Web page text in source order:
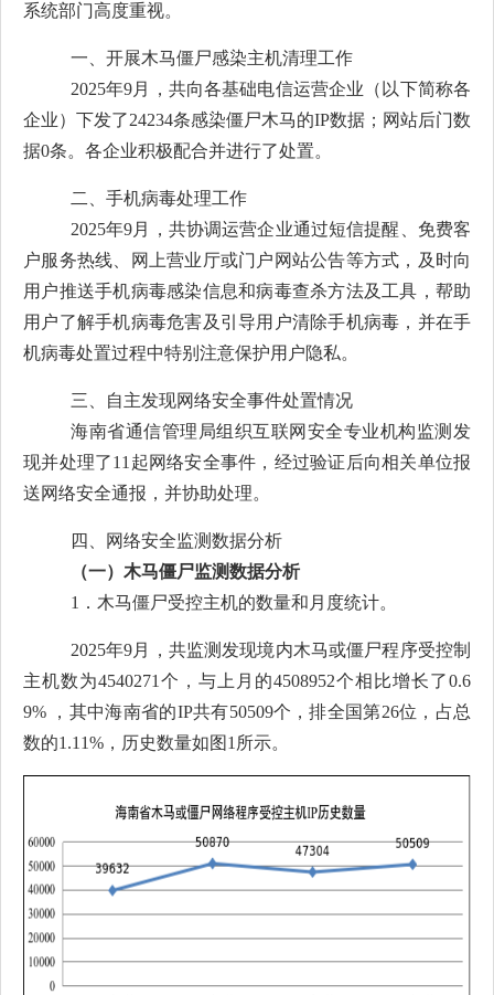
系统部门高度重视。
一、 开展木马僵尸感染主机清理工作
2025年9月
，共向各基础电信运营企业（以下简称各
企业）下发了24234条感染僵尸木马的IP数据；网站后门数
据0条。各企业积极配合并进行了处置。
二、 手机病毒处理工作
2025年9月
，共协调运营企业通过短信提醒、免费客
户服务热线、网上营业厅或门户网站公告等方式，及时向
用户推送手机病毒感染信息和病毒查杀方法及工具，帮助
用户了解手机病毒危害及引导用户清除手机病毒，并在手
机病毒处置过程中特别注意保护用户隐私。
三、
自主发现网络安全事件处置情况
海南省通信管理局组织互联网安全专业机构监测发
现并处理了11 起网络安全事件，经过验证后向相关单位报
送网络安全通报，并协助处理。
四、
网络安全监测数据分析
（一） 木马僵尸监测数据分析
1． 木马僵尸受控主机的数量和月度统计。
2025年9月
，共监测发现境内木马或僵尸程序受控制
主机数为4540271个，与上月的4508952个相比增长了0.6
9% ，其中海南省的IP共有50509个，排全国第26位，占总
数的1.11%，历史数量如图1所示。